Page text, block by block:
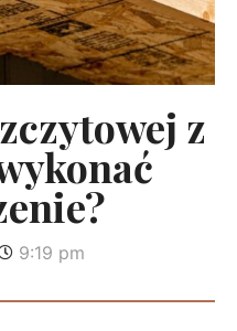
z
9:19 pm